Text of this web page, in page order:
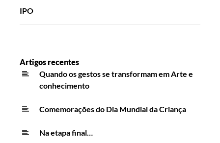
IPO
Artigos recentes
Quando os gestos se transformam em Arte e
conhecimento
Comemorações do Dia Mundial da Criança
Na etapa final…